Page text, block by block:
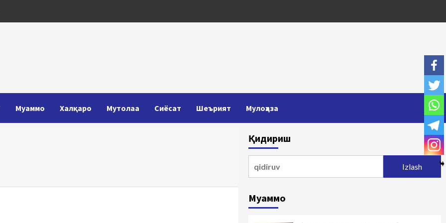
Муаммо Халқаро Мутолаа Сиёсат Шеърият Мулоҳаза
Қидириш
Муаммо